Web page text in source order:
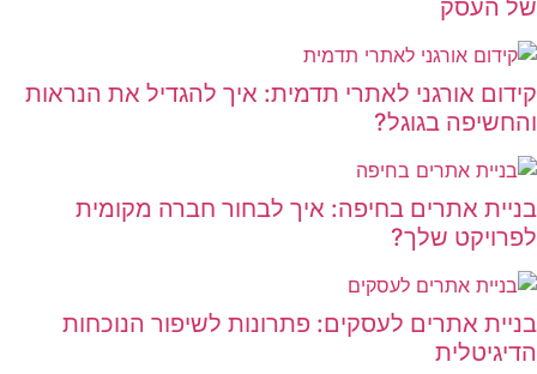
של העסק
קידום אורגני לאתרי תדמית: איך להגדיל את הנראות
והחשיפה בגוגל?
בניית אתרים בחיפה: איך לבחור חברה מקומית
לפרויקט שלך?
בניית אתרים לעסקים: פתרונות לשיפור הנוכחות
הדיגיטלית